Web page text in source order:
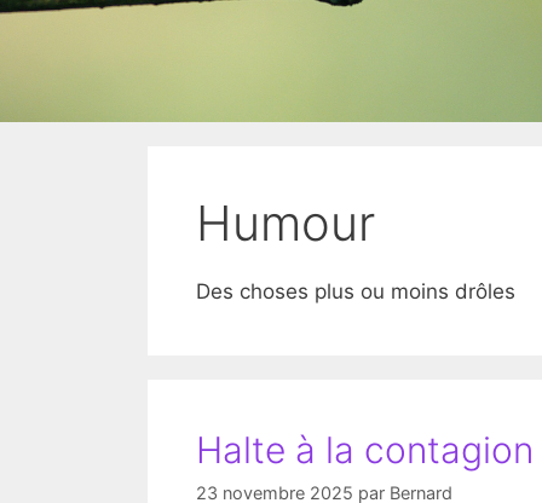
Humour
Des choses plus ou moins drôles
Halte à la contagion
23 novembre 2025 par Bernard